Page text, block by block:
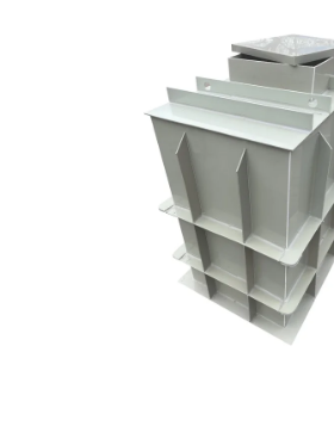
hvězdiček.